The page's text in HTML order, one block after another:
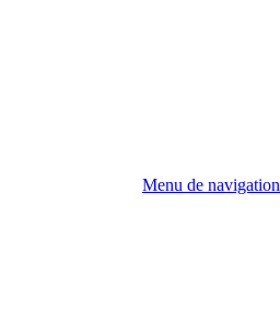
Menu de navigation